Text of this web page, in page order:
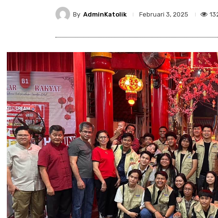
By AdminKatolik Februari 3, 2025